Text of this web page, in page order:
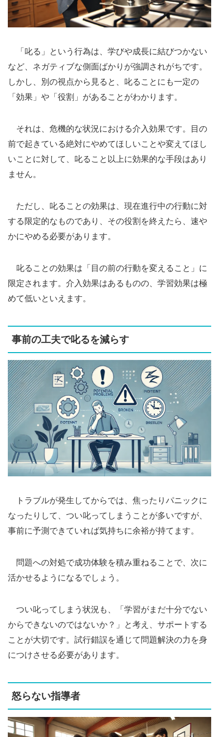
「叱る」という行為は、学びや成長に結びつかない
など、ネガティブな側面ばかりが強調されがちです。
しかし、別の視点から見ると、叱ることにも一定の
「効果」や「役割」があることがわかります。
それは、危機的な状況における介入効果です。目の
前で起きている絶対にやめてほしいことや変えてほし
いことに対して、叱ること以上に効果的な手段はあり
ません。
ただし、叱ることの効果は、現在進行中の行動に対
する限定的なものであり、その役割を終えたら、速や
かにやめる必要があります。
叱ることの効果は「目の前の行動を変えること」に
限定されます。介入効果はあるものの、学習効果は極
めて低いといえます。
事前の工夫で叱るを減らす
トラブルが発生してからでは、焦ったりパニックに
なったりして、つい叱ってしまうことが多いですが、
事前に予測できていれば気持ちに余裕が持てます。
問題への対処で成功体験を積み重ねることで、次に
活かせるようになるでしょう。
つい叱ってしまう状況も、「学習がまだ十分でない
からできないのではないか？」と考え、サポートする
ことが大切です。試行錯誤を通じて問題解決の力を身
につけさせる必要があります。
怒らない指導者